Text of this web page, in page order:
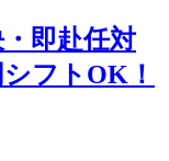
即赴任対
フトOK！